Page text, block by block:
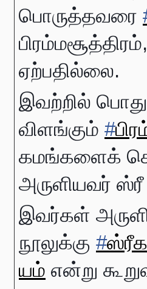
பொருத்தவரை
ஏற்பதில்லை.
இவற்றில்
விளங்கும் #
கமங்களைக்
அருளியவர் ஸ்ரீ
இவர்கள்
நூலுக்கு #
யம் என்று